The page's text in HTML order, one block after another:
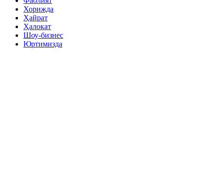
Хорижда
Ҳайрат
Ҳалокат
Шоу-бизнес
Юртимизда